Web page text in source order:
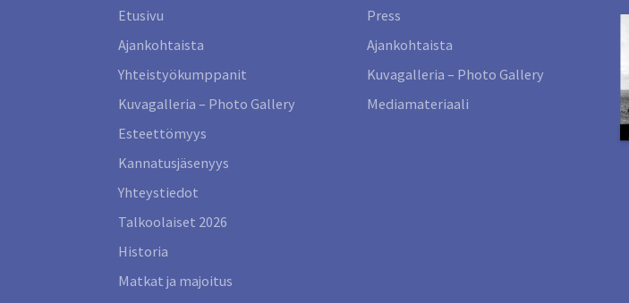
Etusivu
Ajankohtaista
Yhteistyökumppanit
Kuvagalleria – Photo Gallery
Esteettömyys
Kannatusjäsenyys
Yhteystiedot
Talkoolaiset 2026
Historia
Matkat ja majoitus
Press
Ajankohtaista
Kuvagalleria – Photo Gallery
Mediamateriaali